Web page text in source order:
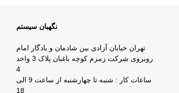
نگهبان سیستم
تهران خیابان آزادی بین شادمان و یادگار امام
روبروی شرکت زمزم کوچه باغبان پلاک 3 واحد
4
ساعات کار : شنبه تا چهارشنبه از ساعت 9 الی